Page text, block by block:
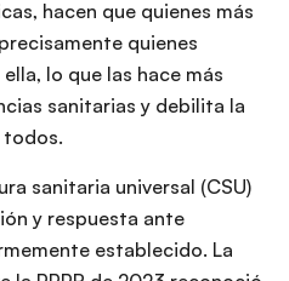
hacen que quienes más
quienes
lo que las hace más
sanitarias y debilita la
sanitaria universal (CSU)
y respuesta ante
establecido. La